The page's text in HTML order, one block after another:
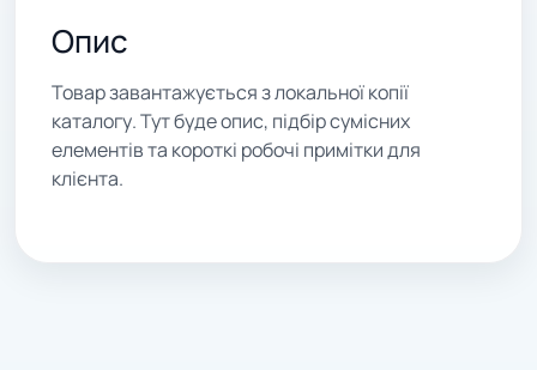
Опис
Товар завантажується з локальної копії
каталогу. Тут буде опис, підбір сумісних
елементів та короткі робочі примітки для
клієнта.